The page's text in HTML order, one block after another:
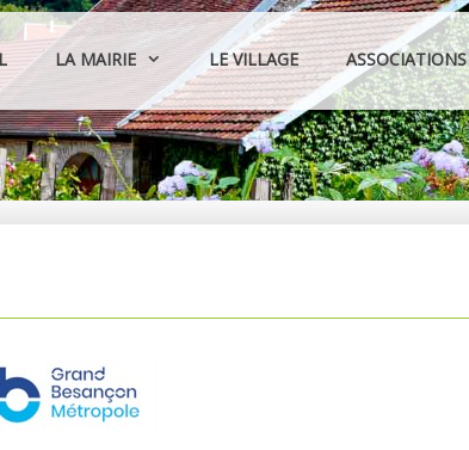
LA MAIRIE LE VILLAGE ASSOCIATIONS